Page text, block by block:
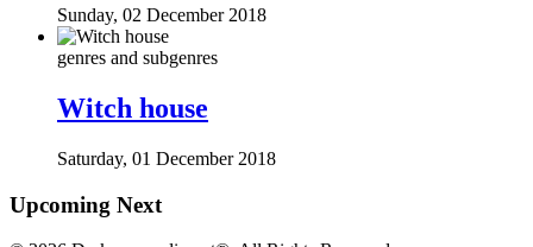
Sunday, 02 December 2018
genres and subgenres
Witch house
Saturday, 01 December 2018
Upcoming Next